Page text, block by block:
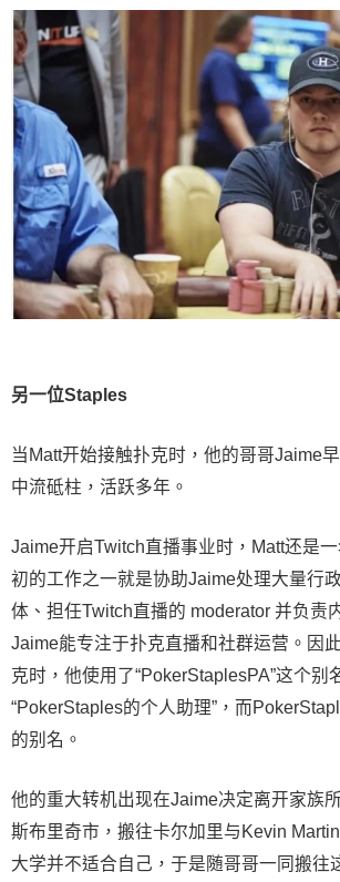
另一位Staples
当Matt开始接触扑克时，他的哥哥Jaime
中流砥柱，活跃多年。
Jaime开启Twitch直播事业时，Matt还是
初的工作之一就是协助Jaime处理大量行
体、担任Twitch直播的 moderator 并负责
Jaime能专注于扑克直播和社群运营。因
克时，他使用了“PokerStaplesPA”这个
“PokerStaples的个人助理”，而
的别名。
他的重大转机出现在Jaime决定离开家族
斯布里奇市，搬往卡尔加里与Kevin
大学并不适合自己，于是随哥哥一同搬往